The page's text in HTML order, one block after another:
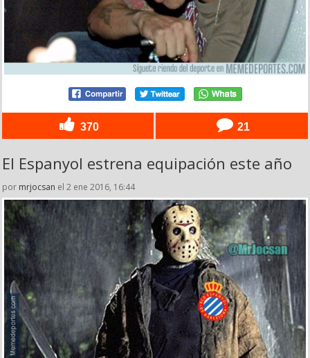
370 21
El Espanyol estrena equipación este año
por mrjocsan el 2 ene 2016, 16:44